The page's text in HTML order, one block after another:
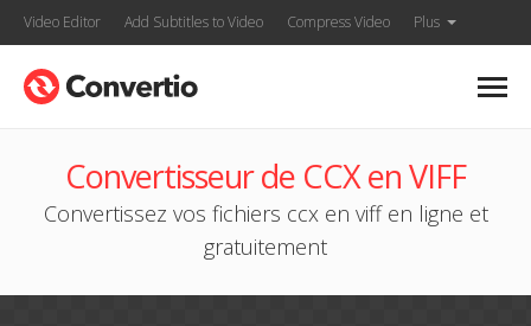
Video Editor Add Subtitles to Video Compress Video Plus
Convertisseur de CCX en VIFF
Convertissez vos fichiers ccx en viff en ligne et
gratuitement